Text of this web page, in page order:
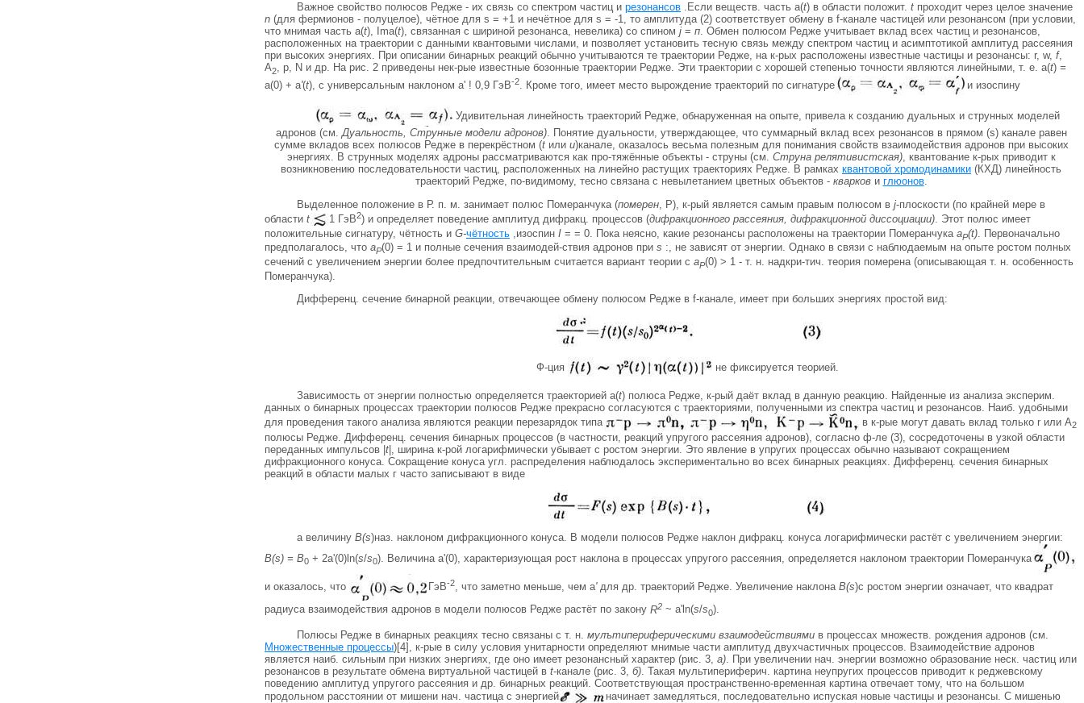
Важное свойство полюсов Редже - их связь со спектром частиц и резонансов .Если веществ. часть a(t) в области положит. t проходит через целое значение
n (для фермионов - полуцелое), чётное для s = +1 и нечётное для s = -1, то амплитуда (2) соответствует обмену в f-канале частицей или резонансом (при условии,
что мнимая часть a(t), Ima(t), связанная с шириной резонанса, невелика) со спином j = п. Обмен полюсом Редже учитывает вклад всех частиц и резонансов,
расположенных на траектории с данными квантовыми числами, и позволяет установить тесную связь между спектром частиц и асимптотикой амплитуд рассеяния
при высоких энергиях. При описании бинарных реакций обычно учитываются те траектории Редже, на к-рых расположены известные частицы и резонансы: r, w, f,
А2, p, N и др. На рис. 2 приведены нек-рые известные бозонные траектории Редже. Эти траектории с хорошей степенью точности являются линейными, т. е. a(t) =
a(0) + a'(t), с универсальным наклоном a' ! 0,9 ГэВ-2 . Кроме того, имеет место вырождение траекторий по сигнатуре и изоспину
Удивительная линейность траекторий Редже, обнаруженная на опыте, привела к созданию дуальных и струнных моделей
адронов (см.Дуальность, Струнные модели адронов). Понятие дуальности, утверждающее, что суммарный вклад всех резонансов в прямом (s) канале равен
сумме вкладов всех полюсов Редже в перекрёстном (tили и)канале, оказалось весьма полезным для понимания свойств взаимодействия адронов при высоких
энергиях. В струнных моделях адроны рассматриваются как про-тяжённые объекты - струны (см. Струна релятивистская), квантование к-рых приводит к
возникновению последовательности частиц, расположенных на линейно растущих траекториях Редже. В рамках квантовой хромодинамики (КХД) линейность
траекторий Редже, по-видимому, тесно связана с невылетанием цветных объектов - кваркови глюонов.
Выделенное положение в Р. п. м. занимает полюс Померанчука (померен , Р), к-рый является самым правым полюсом в j-плоскости (по крайней мере в
области t 1 ГэВ2) и определяет поведение амплитуд дифракц. процессов (дифракционного рассеяния, дифракционной диссоциации). Этот полюс имеет
положительные сигнатуру, чётность и G-чётность ,изоспин I = = 0. Пока неясно, какие резонансы расположены на траектории Померанчука aP(t) . Первоначально
предполагалось, что aP(0) = 1 и полные сечения взаимодей-ствия адронов при s :, не зависят от энергии. Однако в связи с наблюдаемым на опыте ростом полных
сечений с увеличением энергии более предпочтительным считается вариант теории с aP(0) > 1 - т. н. надкри-тич. теория померена (описывающая т. н. особенность
Померанчука).
Дифференц. сечение бинарной реакции, отвечающее обмену полюсом Редже в f-канале, имеет при больших энергиях простой вид:
Ф-ция не фиксируется теорией.
Зависимость от энергии полностью определяется траекторией a(t) полюса Редже, к-рый даёт вклад в данную реакцию. Найденные из анализа эксперим.
данных о бинарных процессах траектории полюсов Редже прекрасно согласуются с траекториями, полученными из спектра частиц и резонансов. Наиб. удобными
для проведения такого анализа являются реакции перезарядок типа
в к-рые могут давать вклад только r или А2
полюсы Редже. Дифференц. сечения бинарных процессов (в частности, реакций упругого рассеяния адронов), согласно ф-ле (3), сосредоточены в узкой области
переданных импульсов | t |, ширина к-рой логарифмически убывает с ростом энергии. Это явление в упругих процессах обычно называют сокращением
дифракционного конуса. Сокращение конуса угл. распределения наблюдалось экспериментально во всех бинарных реакциях. Дифференц. сечения бинарных
реакций в области малых г часто записывают в виде
а величину B(s)наз. наклоном дифракционного конуса. В модели полюсов Редже наклон дифракц. конуса логарифмически растёт с увеличением энергии:
B(s) = В0 + 2a'(0)ln(s/s0). Величина a'(0), характеризующая рост наклона в процессах упругого рассеяния, определяется наклоном траектории Померанчука
и оказалось, что ГэВ-2, что заметно меньше, чем a'для др. траекторий Редже. Увеличение наклона B(s)с ростом энергии означает, что квадрат
радиуса взаимодействия адронов в модели полюсов Редже растёт по закону R2 ~ a'ln(s/s0).
Полюсы Редже в бинарных реакциях тесно связаны с т. н. мулътипериферическими взаимодействиями в процессах множеств. рождения адронов (см.
Множественные процессы)[4], к-рые в силу условия унитарности определяют мнимые части амплитуд двухчастичных процессов. Взаимодействие адронов
является наиб. сильным при низких энергиях, где оно имеет резонансный характер (рис. 3, а) . При увеличении нач. энергии возможно образование неск. частиц или
резонансов в результате обмена виртуальной частицей в t-канале (рис. 3, б) . Такая мультипериферич. картина неупругих процессов приводит к реджевскому
поведению амплитуд упругого рассеяния и др. бинарных реакций. Соответствующая пространственно-временная картина отвечает тому, что на большом
продольном расстоянии от мишени нач. частица с энергией
начинает замедляться, последовательно испуская новые частицы и резонансы. С мишенью